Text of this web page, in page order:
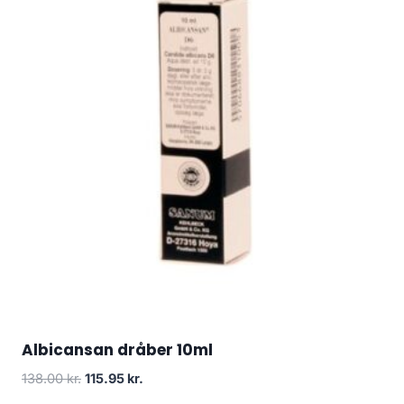
Albicansan dråber 10ml
138.00kr. Den
115.95 kr.